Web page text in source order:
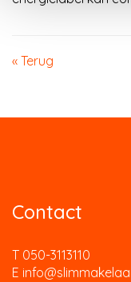
« Terug
Contact
T 050-3113110
E